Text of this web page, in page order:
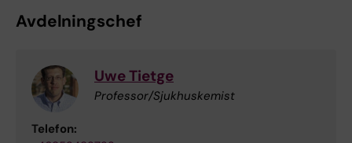
Avdelningschef
Uwe Tietge
Professor/Sjukhuskemist
Telefon: